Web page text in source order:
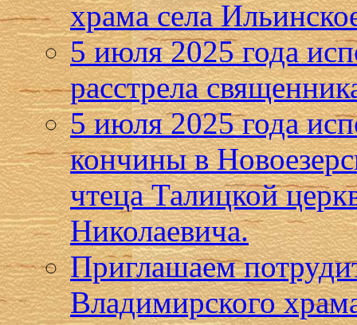
храма села
5 июля 2025 года
расстрела
5 июля 2025 года
кончины в
чтеца Талицкой
Николаевича.
Приглашаем
Владимирского